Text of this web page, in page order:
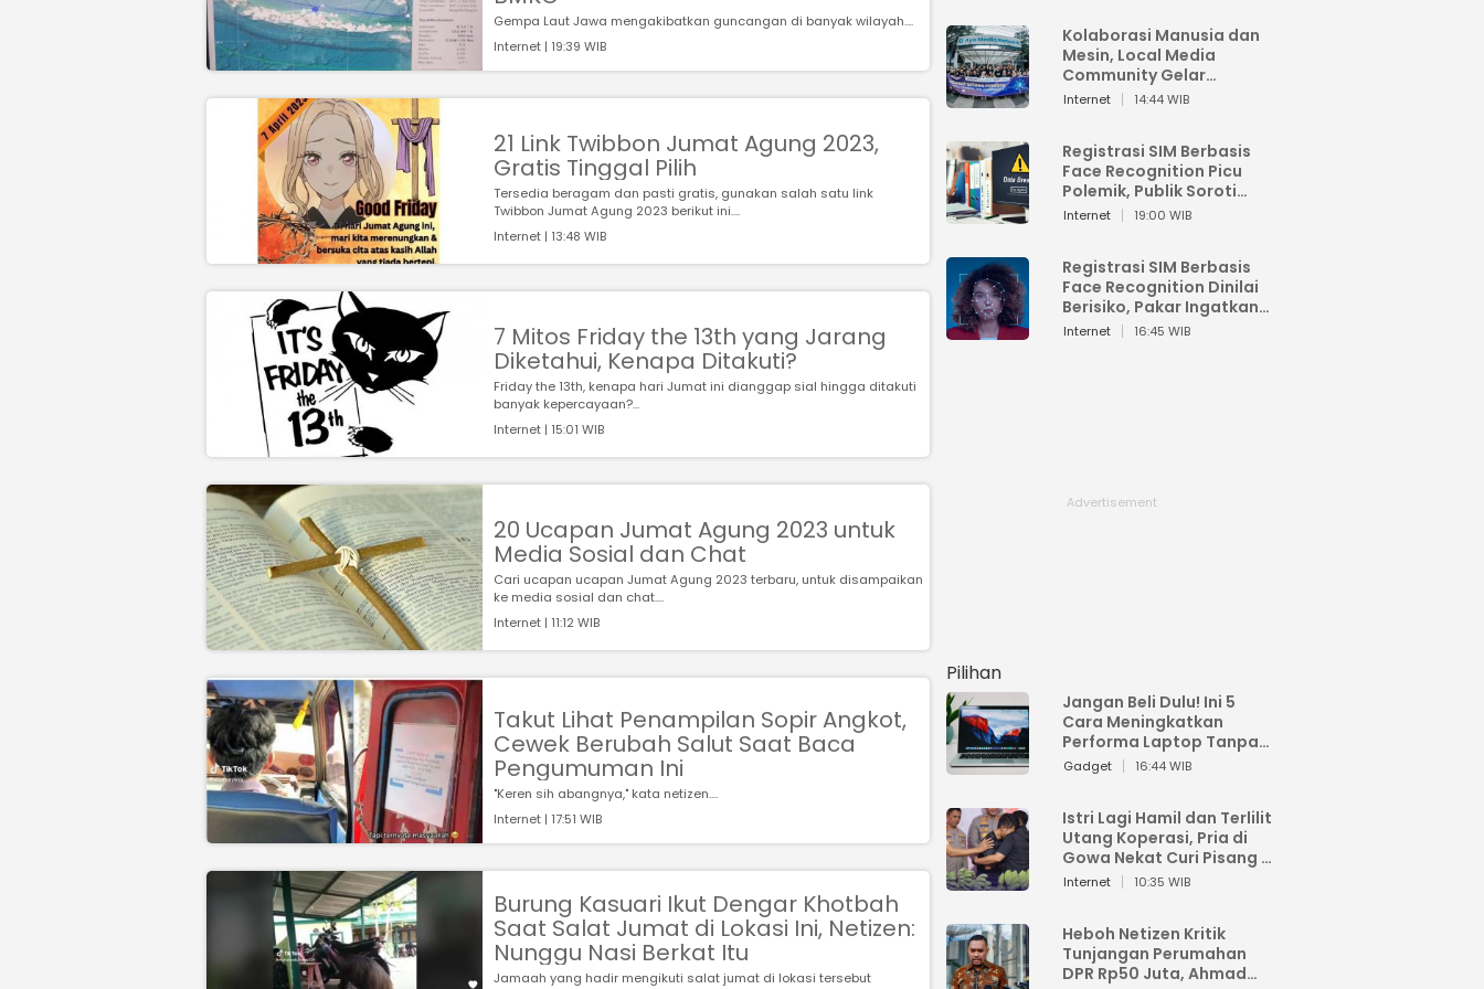
Gempa Laut Jawa mengakibatkan guncangan di banyak wilayah....
Internet | 19:39 WIB
21 Link Twibbon Jumat Agung 2023,
Gratis Tinggal Pilih
Tersedia beragam dan pasti gratis, gunakan salah satu link
Twibbon Jumat Agung 2023 berikut ini....
Internet | 13:48 WIB
7 Mitos Friday the 13th yang Jarang
Diketahui, Kenapa Ditakuti?
Friday the 13th, kenapa hari Jumat ini dianggap sial hingga ditakuti
banyak kepercayaan?...
Internet | 15:01 WIB
20 Ucapan Jumat Agung 2023 untuk
Media Sosial dan Chat
Cari ucapan ucapan Jumat Agung 2023 terbaru, untuk disampaikan
ke media sosial dan chat....
Internet | 11:12 WIB
Takut Lihat Penampilan Sopir Angkot,
Cewek Berubah Salut Saat Baca
Pengumuman Ini
"Keren sih abangnya," kata netizen....
Internet | 17:51 WIB
Burung Kasuari Ikut Dengar Khotbah
Saat Salat Jumat di Lokasi Ini, Netizen:
Nunggu Nasi Berkat Itu
Jamaah yang hadir mengikuti salat jumat di lokasi tersebut
Kolaborasi Manusia dan
Mesin, Local Media
Community Gelar
Workshop Google AI
Internet 14:44 WIB
Registrasi SIM Berbasis
Face Recognition Picu
Polemik, Publik Soroti
Risiko Kebocoran Data
Internet 19:00 WIB
Registrasi SIM Berbasis
Face Recognition Dinilai
Berisiko, Pakar Ingatkan
Ancaman Privasi dan
Internet 16:45 WIB
Pilihan
Jangan Beli Dulu! Ini 5
Cara Meningkatkan
Performa Laptop Tanpa
Harus Beli Baru
Gadget 16:44 WIB
Istri Lagi Hamil dan Terlilit
Utang Koperasi, Pria di
Gowa Nekat Curi Pisang 4
Tandan Milik Tetangga,
Internet 10:35 WIB
Heboh Netizen Kritik
Tunjangan Perumahan
DPR Rp50 Juta, Ahmad